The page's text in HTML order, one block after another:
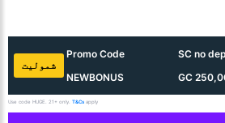
250,000
Promo Code
NEWBONUS
شمولیت
Use code HUGE. 21+ only. T&Cs apply